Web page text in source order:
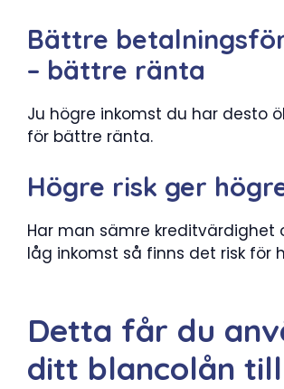
Bättre
– bättre ränta
Ju högre inkomst du har desto
för bättre ränta.
Högre risk ger
Har man sämre kreditvärdighet
låg inkomst så finns det risk för
Detta får du
ditt blancolån till